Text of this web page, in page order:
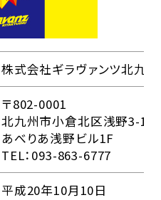
株式会社ギラヴァンツ北九州
〒802-0001
北九州市小倉北区浅野3-1-
あべりあ浅野ビル1F
TEL：093-863-6777
平成20年10月10日